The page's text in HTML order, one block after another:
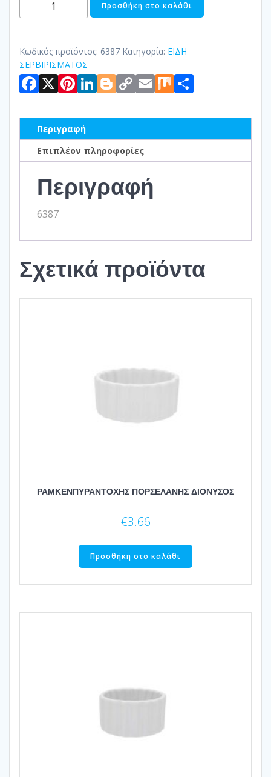
ΠΟΡΣΕΛΑΝΗΣ
ποσότητα
Προσθήκη στο καλάθι
Κωδικός προϊόντος: 6387 Κατηγορία: ΕΙΔΗ
ΣΕΡΒΙΡΙΣΜΑΤΟΣ
Facebook
X Pinterest
LinkedIn
Blogger
Copy
Link
Email
Mix
Περιγραφή
Επιπλέον πληροφορίες
Περιγραφή
6387
Σχετικά προϊόντα
ΡΑΜΚΕΝΠΥΡΑΝΤΟΧΗΣ ΠΟΡΣΕΛΑΝΗΣ ΔΙΟΝΥΣΟΣ
€3.66
Προσθήκη στο καλάθι